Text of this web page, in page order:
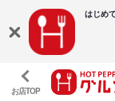
はじめ
お店TOP